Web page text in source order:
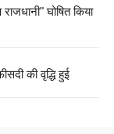
घोषित किया
की वृद्धि हुई